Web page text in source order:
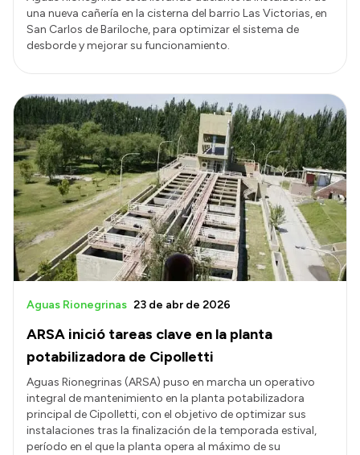
Login
una nueva cañería en la cisterna del barrio Las Victorias, en
San Carlos de Bariloche, para optimizar el sistema de
desborde y mejorar su funcionamiento.
ARSA inició tareas clave en la planta
potabilizadora de Cipolletti
Aguas Rionegrinas 23 de abr de 2026
Aguas Rionegrinas (ARSA) puso en marcha un operativo
integral de mantenimiento en la planta potabilizadora
principal de Cipolletti, con el objetivo de optimizar sus
instalaciones tras la finalización de la temporada estival,
período en el que la planta opera al máximo de su